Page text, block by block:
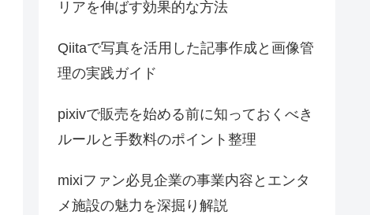
リアを伸ばす効果的な方法
Qiitaで写真を活用した記事作成と画像管
理の実践ガイド
pixivで販売を始める前に知っておくべき
ルールと手数料のポイント整理
mixiファン必見企業の事業内容とエンタ
メ施設の魅力を深掘り解説